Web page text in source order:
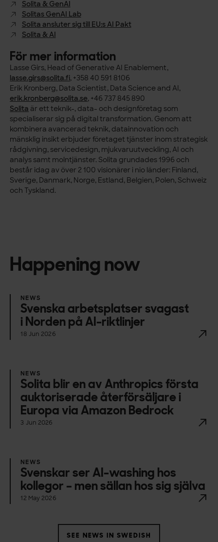
Solita & GenAI
Solitas GenAI Lab
Solita ansluter sig till EU:s AI Pakt
Solita & AI
För mer information
Lasse Girs, Head of Generative AI Enablement,
lasse.girs@solita.fi, +358 40 591 8106
Erik Kronberg, Data Scientist, Data Science and AI,
erik.kronberg@solita.se, +46 737 845 890
Solita är ett teknik-, data- och designföretag som
specialiserar sig på digital transformation. Genom att
kombinera avancerad teknik, datainnovation och
mänsklig insikt erbjuder företaget tjänster inom strategisk
rådgivning, servicedesign, mjukvaruutveckling, AI och
analys samt molntjänster. Solita grundades 1996 och
består idag av över 2 100 visionärer i nio länder: Finland,
Sverige, Danmark, Norge, Estland, Belgien, Polen, Schweiz
och Tyskland.
Happening now
NEWS
Svenska arbetsplatser svagast
i Norden på AI-riktlinjer
18 Jun 2026
NEWS
Solita blir en av Anthropics första
auktoriserade återförsäljare i
Europa via Amazon Bedrock
3 Jun 2026
NEWS
Svenskar ser AI-washing hos
kollegor – men sällan hos sig själva
12 May 2026
SEE NEWS IN SWEDISH